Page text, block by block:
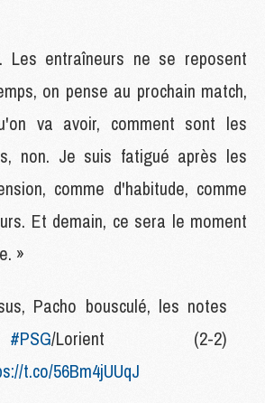
Les entraîneurs ne se reposent
on pense au prochain match,
va avoir, comment sont les
non. Je suis fatigué après les
comme d'habitude, comme
Et demain, ce sera le moment
»
Pacho bousculé, les notes
#PSG/Lorient (2-2)
t.co/56Bm4jUUqJ